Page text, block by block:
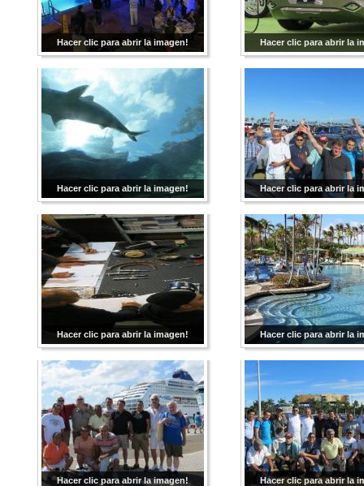
Hacer clic para abrir la imagen! Hacer clic para abrir la
Hacer clic para abrir la imagen! Hacer clic para abrir la
Hacer clic para abrir la imagen! Hacer clic para abrir la
Hacer clic para abrir la imagen! Hacer clic para abrir la